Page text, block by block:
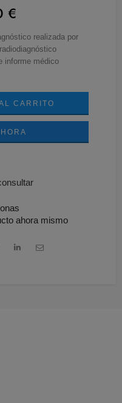
€
realizada por
informe médico
CARRITO
ahora mismo